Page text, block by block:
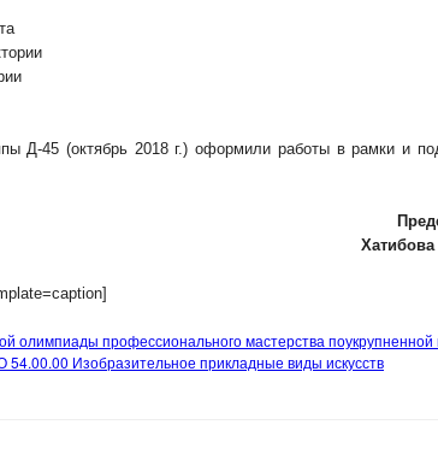
Д-45 (октябрь 2018 г.) оформили работы в рамки и
олимпиады профессионального мастерства поукрупненной
Изобразительное прикладные виды искусств